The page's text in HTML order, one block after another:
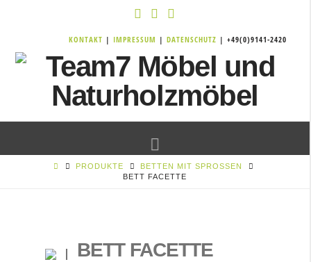
KONTAKT | IMPRESSUM | DATENSCHUTZ | +49(0)9141-2420
PRODUKTE
BETTEN MIT SPROSSEN
BETT FACETTE
BETT FACETTE